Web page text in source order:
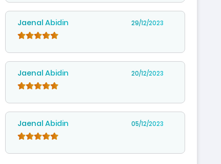
Jaenal Abidin 29/12/2023
Jaenal Abidin 20/12/2023
Jaenal Abidin 05/12/2023